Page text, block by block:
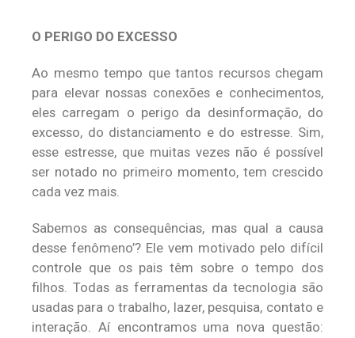
O PERIGO DO EXCESSO
Ao mesmo tempo que tantos recursos chegam
para elevar nossas conexões e conhecimentos,
eles carregam o perigo da desinformação, do
excesso, do distanciamento e do estresse. Sim,
esse estresse, que muitas vezes não é possível
ser notado no primeiro momento, tem crescido
cada vez mais.
Sabemos as consequências, mas qual a causa
desse fenômeno’? Ele vem motivado pelo difícil
controle que os pais têm sobre o tempo dos
filhos. Todas as ferramentas da tecnologia são
usadas para o trabalho, lazer, pesquisa, contato e
interação. Aí encontramos uma nova questão: